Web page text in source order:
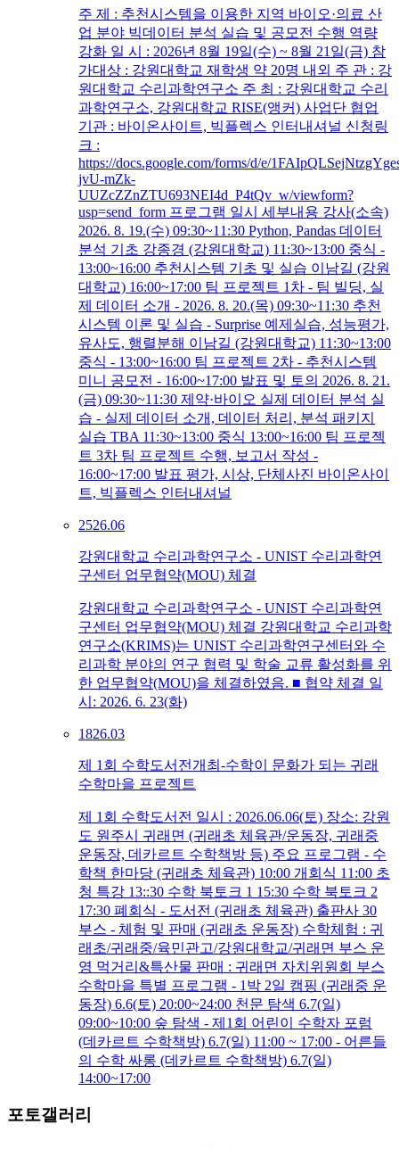
주 제 : 추천시스템을 이용한 지역 바이오·의료 산
업 분야 빅데이터 분석 실습 및 공모전 수행 역량
강화 일 시 : 2026년 8월 19일(수) ~ 8월 21일(금) 참
가대상 : 강원대학교 재학생 약 20명 내외 주 관 : 강
원대학교 수리과학연구소 주 최 : 강원대학교 수리
과학연구소, 강원대학교 RISE(앵커) 사업단 협업
기관 : 바이온사이트, 빅플렉스 인터내셔널 신청링
크 :
https://docs.google.com/forms/d/e/
jvU-mZk-
UUZcZZnZTU693NEI4d_P4tQv_w/viewform?
usp=send_form 프로그램 일시 세부내용 강사(소속)
2026. 8. 19.(수) 09:30~11:30 Python, Pandas 데이터
분석 기초 강종경 (강원대학교) 11:30~13:00 중식 -
13:00~16:00 추천시스템 기초 및 실습 이남길 (강원
대학교) 16:00~17:00 팀 프로젝트 1차 - 팀 빌딩, 실
제 데이터 소개 - 2026. 8. 20.(목) 09:30~11:30 추천
시스템 이론 및 실습 - Surprise 예제실습, 성능평가,
유사도, 행렬분해 이남길 (강원대학교) 11:30~13:00
중식 - 13:00~16:00 팀 프로젝트 2차 - 추천시스템
미니 공모전 - 16:00~17:00 발표 및 토의 2026. 8. 21.
(금) 09:30~11:30 제약·바이오 실제 데이터 분석 실
습 - 실제 데이터 소개, 데이터 처리, 분석 패키지
실습 TBA 11:30~13:00 중식 13:00~16:00 팀 프로젝
트 3차 팀 프로젝트 수행, 보고서 작성 -
16:00~17:00 발표 평가, 시상, 단체사진 바이온사이
트, 빅플렉스 인터내셔널
2526.06
강원대학교 수리과학연구소 - UNIST 수리과학연
구센터 업무협약(MOU) 체결
강원대학교 수리과학연구소 - UNIST 수리과학연
구센터 업무협약(MOU) 체결 강원대학교 수리과학
연구소(KRIMS)는 UNIST 수리과학연구센터와 수
리과학 분야의 연구 협력 및 학술 교류 활성화를 위
한 업무협약(MOU)을 체결하였음. ■ 협약 체결 일
시: 2026. 6. 23(화)
1826.03
제 1회 수학도서전개최-수학이 문화가 되는 귀래
수학마을 프로젝트
제 1회 수학도서전 일시 : 2026.06.06(토) 장소: 강원
도 원주시 귀래면 (귀래초 체육관/운동장, 귀래중
운동장, 데카르트 수학책방 등) 주요 프로그램 - 수
학책 한마당 (귀래초 체육관) 10:00 개회식 11:00 초
청 특강 13::30 수학 북토크 1 15:30 수학 북토크 2
17:30 폐회식 - 도서전 (귀래초 체육관) 출판사 30
부스 - 체험 및 판매 (귀래초 운동장) 수학체험 : 귀
래초/귀래중/육민관고/강원대학교/귀래면 부스 운
영 먹거리&특산물 판매 : 귀래면 자치위원회 부스
수학마을 특별 프로그램 - 1박 2일 캠핑 (귀래중 운
동장) 6.6(토) 20:00~24:00 천문 탐색 6.7(일)
09:00~10:00 숲 탐색 - 제1회 어린이 수학자 포럼
(데카르트 수학책방) 6.7(일) 11:00 ~ 17:00 - 어른들
의 수학 싸롱 (데카르트 수학책방) 6.7(일)
14:00~17:00
포토갤러리